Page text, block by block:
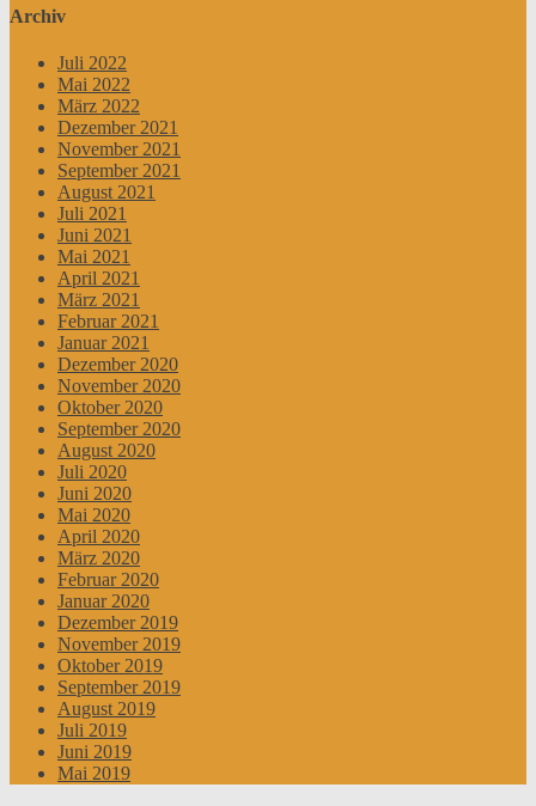
Archiv
Juli 2022
Mai 2022
März 2022
Dezember 2021
November 2021
September 2021
August 2021
Juli 2021
Juni 2021
Mai 2021
April 2021
März 2021
Februar 2021
Januar 2021
Dezember 2020
November 2020
Oktober 2020
September 2020
August 2020
Juli 2020
Juni 2020
Mai 2020
April 2020
März 2020
Februar 2020
Januar 2020
Dezember 2019
November 2019
Oktober 2019
September 2019
August 2019
Juli 2019
Juni 2019
Mai 2019